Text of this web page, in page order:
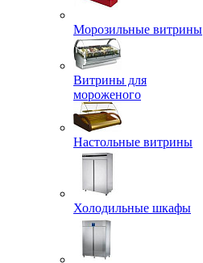
Морозильные витрины
Витрины для
мороженого
Настольные витрины
Холодильные шкафы